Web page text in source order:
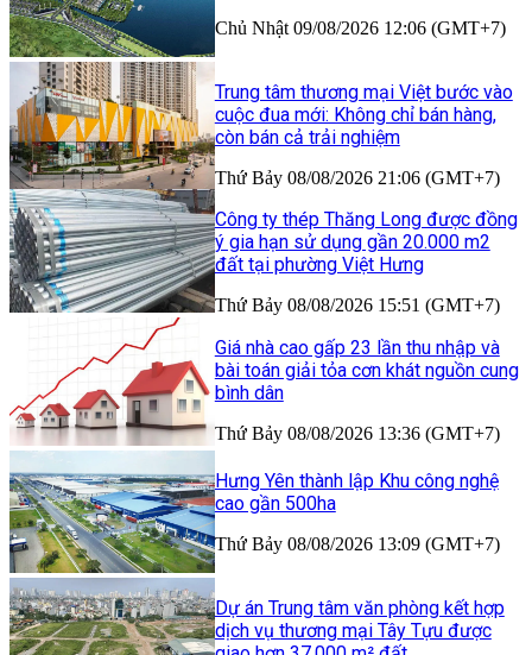
Chủ Nhật 09/08/2026 12:06 (GMT+7)
Trung tâm thương mại Việt bước vào
cuộc đua mới: Không chỉ bán hàng,
còn bán cả trải nghiệm
Thứ Bảy 08/08/2026 21:06 (GMT+7)
Công ty thép Thăng Long được đồng
ý gia hạn sử dụng gần 20.000 m2
đất tại phường Việt Hưng
Thứ Bảy 08/08/2026 15:51 (GMT+7)
Giá nhà cao gấp 23 lần thu nhập và
bài toán giải tỏa cơn khát nguồn cung
bình dân
Thứ Bảy 08/08/2026 13:36 (GMT+7)
Hưng Yên thành lập Khu công nghệ
cao gần 500ha
Thứ Bảy 08/08/2026 13:09 (GMT+7)
Dự án Trung tâm văn phòng kết hợp
dịch vụ thương mại Tây Tựu được